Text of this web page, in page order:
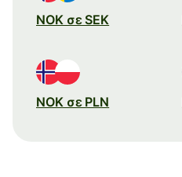
NOK σε SEK
NOK σε PLN